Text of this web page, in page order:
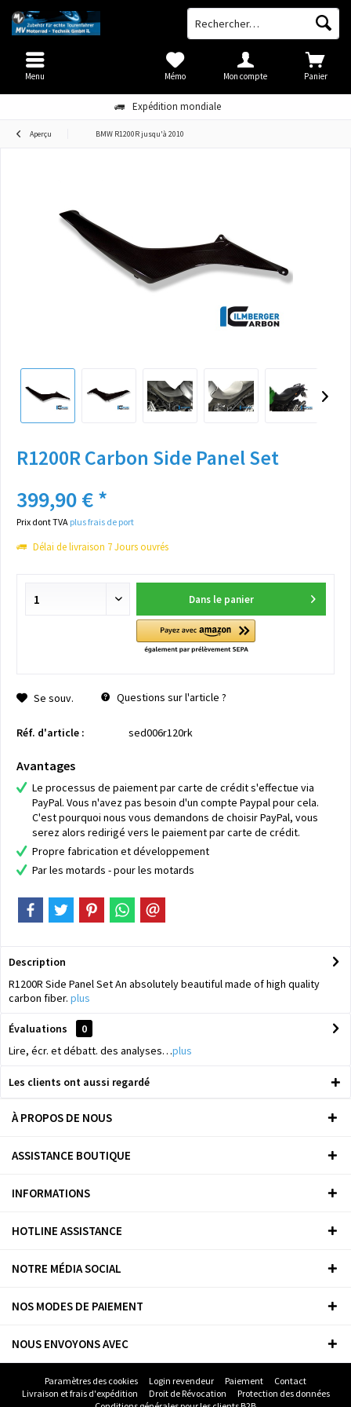
Expédition mondiale
Panier
Mémo Mon compte
Menu
Aperçu BMW R1200R jusqu'à 2010
R1200R Carbon Side Panel Set
399,90 € *
Prix dont TVA plus frais de port
Délai de livraison 7 Jours ouvrés
Dans le panier
Se souv. Questions sur l'article ?
Réf. d'article : sed006r120rk
Avantages
Le processus de paiement par carte de crédit s'effectue via
PayPal. Vous n'avez pas besoin d'un compte Paypal pour cela.
C'est pourquoi nous vous demandons de choisir PayPal, vous
serez alors redirigé vers le paiement par carte de crédit.
Propre fabrication et développement
Par les motards - pour les motards
Description
R1200R Side Panel Set An absolutely beautiful made of high quality
carbon fiber. plus
Évaluations
0
Lire, écr. et débatt. des analyses…plus
Les clients ont aussi regardé
À PROPOS DE NOUS
ASSISTANCE BOUTIQUE
INFORMATIONS
HOTLINE ASSISTANCE
NOTRE MÉDIA SOCIAL
NOS MODES DE PAIEMENT
NOUS ENVOYONS AVEC
Paramètres des cookies Login revendeur Paiement
Contact
Livraison et frais d'expédition
Droit de Révocation
Protection des données